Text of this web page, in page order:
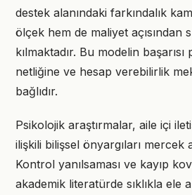
destek alanındaki farkındalık
ölçek hem de maliyet açısından
kılmaktadır. Bu modelin
netliğine ve hesap verebilirlik
bağlıdır.
Psikolojik araştırmalar, aile içi
ilişkili bilişsel önyargıları mercek
Kontrol yanılsaması ve kayıp
akademik literatürde sıklıkla ele